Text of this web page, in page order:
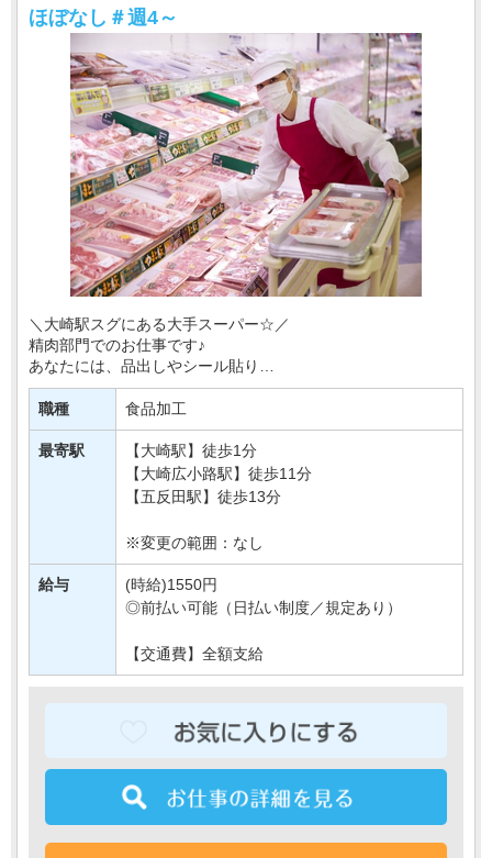
ほぼなし＃週4～
＼大崎駅スグにある大手スーパー☆／
精肉部門でのお仕事です♪
あなたには、品出しやシール貼り
簡単なお肉の加工などをおまかせします＊
接客要素もほとんどないので、
モクモク・コツコツおしごとしたい方に・・・
職種 食品加工
最寄駅
【大崎駅】徒歩1分
【大崎広小路駅】徒歩11分
【五反田駅】徒歩13分
※変更の範囲：なし
給与
(時給)1550円
◎前払い可能（日払い制度／規定あり）
【交通費】全額支給